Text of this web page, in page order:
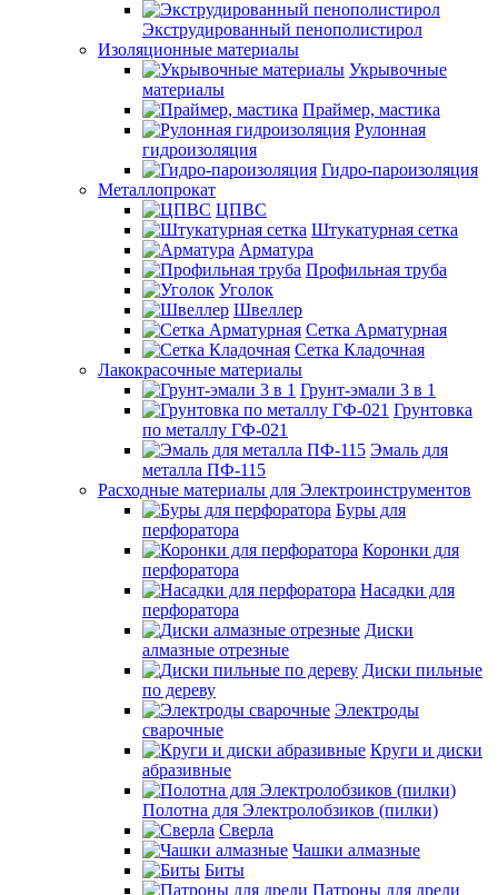
Экструдированный пенополистирол
Изоляционные материалы
Укрывочные
материалы
Праймер, мастика
Рулонная
гидроизоляция
Гидро-пароизоляция
Металлопрокат
ЦПВС
Штукатурная сетка
Арматура
Профильная труба
Уголок
Швеллер
Сетка Арматурная
Сетка Кладочная
Лакокрасочные материалы
Грунт-эмали 3 в 1
Грунтовка
по металлу ГФ-021
Эмаль для
металла ПФ-115
Расходные материалы для Электроинструментов
Буры для
перфоратора
Коронки для
перфоратора
Насадки для
перфоратора
Диски
алмазные отрезные
Диски пильные
по дереву
Электроды
сварочные
Круги и диски
абразивные
Полотна для Электролобзиков (пилки)
Сверла
Чашки алмазные
Биты
Патроны для дрели